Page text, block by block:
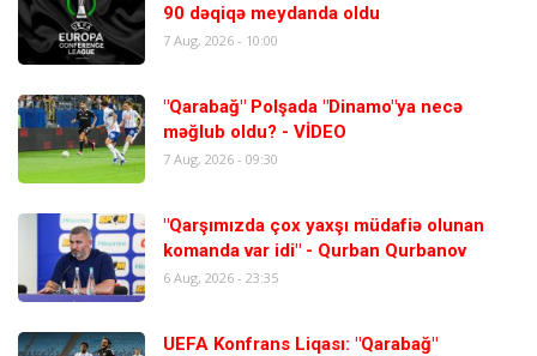
90 dəqiqə meydanda oldu
7 Aug, 2026 - 10:00
"Qarabağ" Polşada "Dinamo"ya necə
məğlub oldu? - VİDEO
7 Aug, 2026 - 09:30
"Qarşımızda çox yaxşı müdafiə olunan
komanda var idi" - Qurban Qurbanov
6 Aug, 2026 - 23:35
UEFA Konfrans Liqası: "Qarabağ"